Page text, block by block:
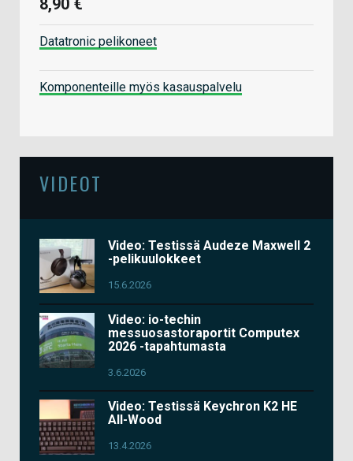
8,90 €
Datatronic pelikoneet
Komponenteille myös kasauspalvelu
VIDEOT
Video: Testissä Audeze Maxwell 2
-pelikuulokkeet
15.6.2026
Video: io-techin
messuosastoraportit Computex
2026 -tapahtumasta
3.6.2026
Video: Testissä Keychron K2 HE
All-Wood
13.4.2026